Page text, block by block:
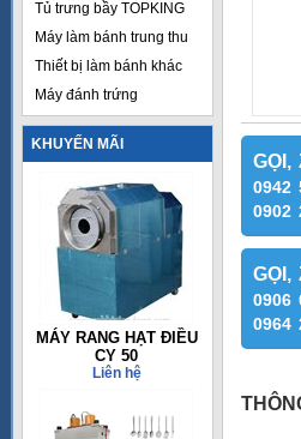
Tủ trưng bầy TOPKING
Máy làm bánh trung thu
Thiết bị làm bánh khác
Máy đánh trứng
KHUYẾN MÃI
MÁY RANG HẠT ĐIỀU
CY 50
Liên hệ
GỌI,
0942
0902
GỌI,
0906
0964